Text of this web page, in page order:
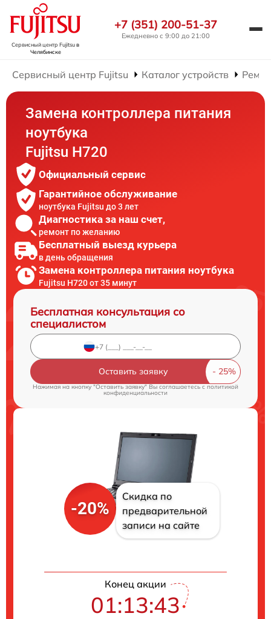
Сервисный центр Fujitsuв
Челябинске
+7 (351) 200-51-37
Ежедневно с 9:00 до 21:00
Сервисный центр Fujitsu Каталог устройств
Замена контроллера питания
ноутбука
Fujitsu H720
Официальный сервис
Гарантийное обслуживание
ноутбука Fujitsu до 3 лет
Диагностика за наш счет,
ремонт по желанию
Бесплатный выезд курьера
в день обращения
Замена контроллера питания ноутбука
Fujitsu H720 от 35 минут
Бесплатная консультация со
специалистом
Оставить заявку
Нажимая на кнопку "Оставить заявку" Вы соглашаетесь cполитикой
конфиденциальности
-20%
Скидка по
предварительной
записи на сайте
Конец акции
01:13:42